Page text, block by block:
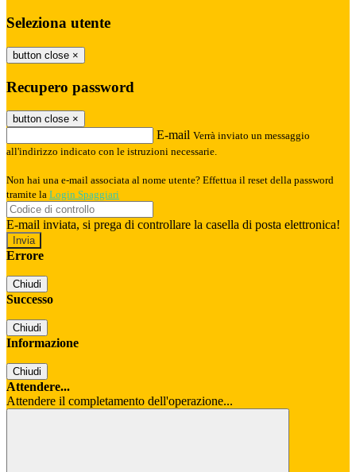
Seleziona utente
button close ×
Recupero password
button close ×
E-mail Verrà inviato un messaggio
all'indirizzo indicato con le istruzioni necessarie.
Non hai una e-mail associata al nome utente? Effettua il reset della password
tramite la Login Spaggiari
E-mail inviata, si prega di controllare la casella di posta elettronica!
Errore
Chiudi
Successo
Chiudi
Informazione
Chiudi
Attendere...
Attendere il completamento dell'operazione...